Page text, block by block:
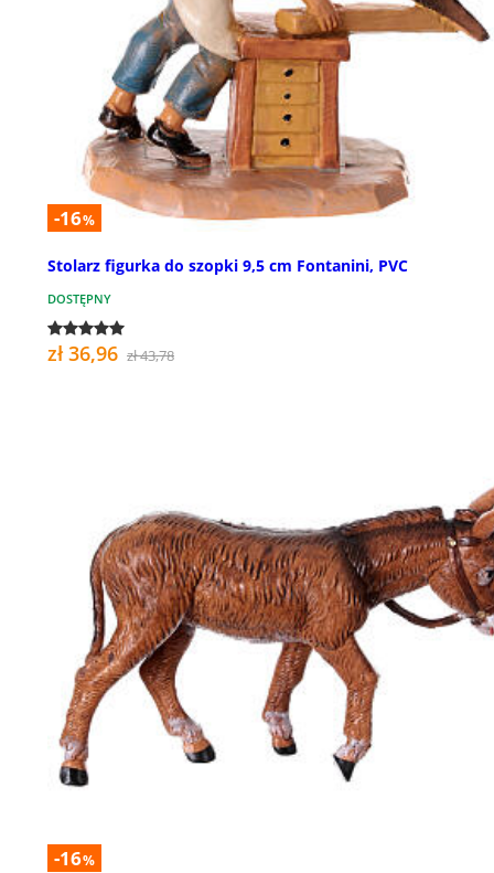
-16%
Stolarz figurka do szopki 9,5 cm Fontanini, PVC
DOSTĘPNY
zł 36,96 zł 43,78
-16%